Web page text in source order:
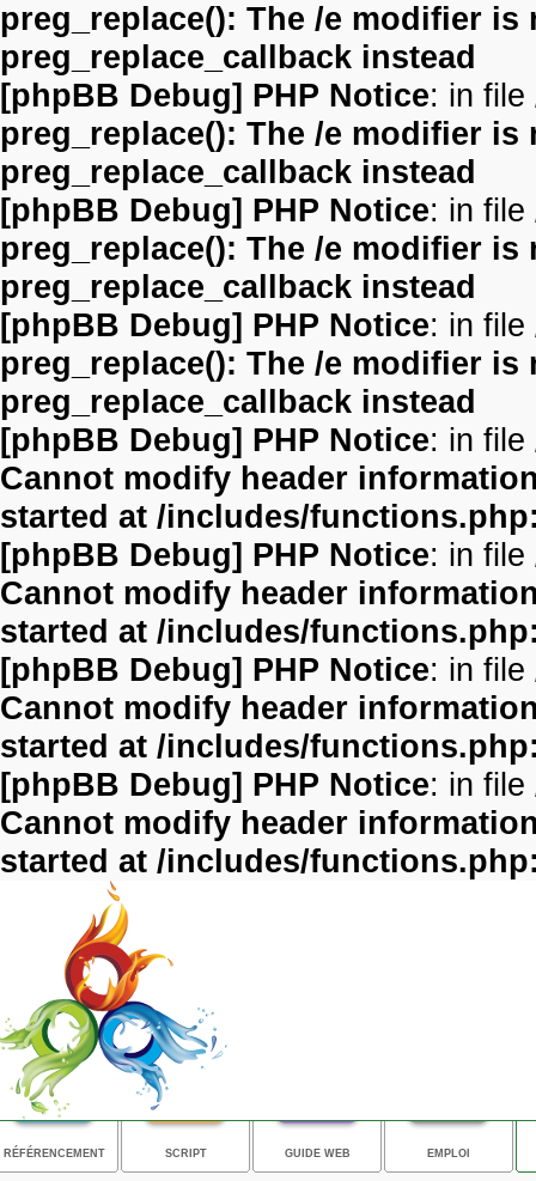
preg_replace(): The /e modifier
preg_replace_callback instead
[phpBB Debug] PHP Notice: in file
preg_replace(): The /e modifier
preg_replace_callback instead
[phpBB Debug] PHP Notice: in file
preg_replace(): The /e modifier
preg_replace_callback instead
[phpBB Debug] PHP Notice: in file
preg_replace(): The /e modifier
preg_replace_callback instead
[phpBB Debug] PHP Notice: in file
Cannot modify header
started at /includes/
[phpBB Debug] PHP Notice: in file
Cannot modify header
started at /includes/
[phpBB Debug] PHP Notice: in file
Cannot modify header
started at /includes/
[phpBB Debug] PHP Notice: in file
Cannot modify header
started at /includes/
RÉFÉRENCEMENT SCRIPT GUIDE WEB EMPLOI